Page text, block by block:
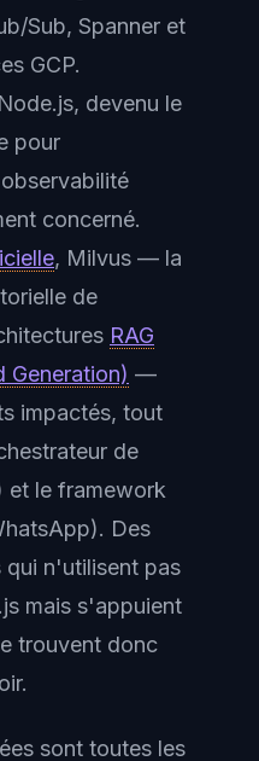
Sub, Spanner et
GCP.
devenu le
pour
concerné.
, Milvus — la
de
RAG
Generation) —
impactés, tout
de
le framework
Des
n'utilisent pas
mais s'appuient
trouvent donc
sont toutes les